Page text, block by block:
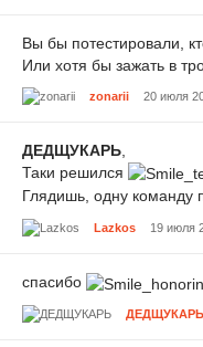
Вы бы потестировали,
Или хотя бы зажать в
zonarii 20 июля
ДЕДЩУКАРЬ
Таки решился
Глядишь, одну команду
Lazkos 19 июля
спасибо
ДЕДЩУКАРЬ